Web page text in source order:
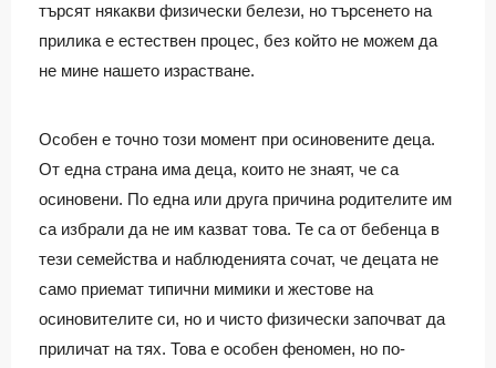
търсят някакви физически белези, но търсенето на
прилика е естествен процес, без който не можем да
не мине нашето израстване.
Особен е точно този момент при осиновените деца.
От една страна има деца, които не знаят, че са
осиновени. По една или друга причина родителите им
са избрали да не им казват това. Те са от бебенца в
тези семейства и наблюденията сочат, че децата не
само приемат типични мимики и жестове на
осиновителите си, но и чисто физически започват да
приличат на тях. Това е особен феномен, но по-